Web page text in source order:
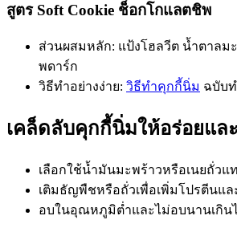
สูตร Soft Cookie ช็อกโกแลตชิพ
ส่วนผสมหลัก: แป้งโฮลวีต น้ำตาลม
พดาร์ก
วิธีทำอย่างง่าย: วิธีทำคุกกี้นิ่ม ฉบับ
เคล็ดลับคุกกี้นิ่มให้อร่อยแ
เลือกใช้น้ำมันมะพร้าวหรือเนยถั่วแ
เติมธัญพืชหรือถั่วเพื่อเพิ่มโปรตีนแล
อบในอุณหภูมิต่ำและไม่อบนานเกิน